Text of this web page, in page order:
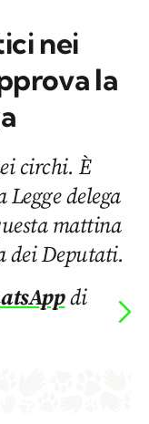
nei
la
circhi. È
delega
mattina
dei Deputati.
di